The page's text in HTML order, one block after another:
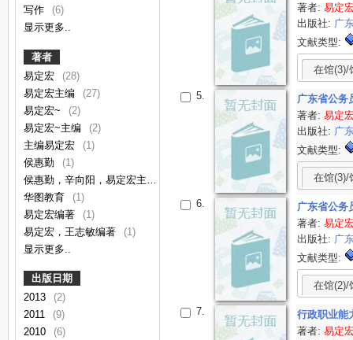
写作
(6)
显示更多..
著者
易定宏
(28)
易定宏主编
(27)
易定宏~
(2)
易定宏~主编
(2)
主编易定宏
(1)
侯惠勤
(1)
华图教育
(1)
易定宏编著
(1)
易定宏，王志敏编著
(1)
显示更多..
出版日期
2013
(2)
2011
(9)
2010
(6)
著者:易定
出版社: 广
文献类型:
在馆(3)/
5.
广东省公务
著者:易定
出版社: 广
文献类型:
在馆(3)/
6.
广东省公务
著者:易定
出版社: 广
文献类型:
在馆(2)/
7.
行政职业能
著者:易定